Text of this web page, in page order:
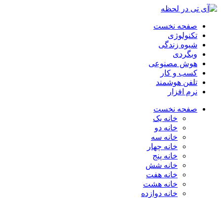
صفحه نخست
تکنولوژی
شیوه زندگی
وبگردی
هوش مصنوعی
کسب و کار
تلفن هوشمند
نرم افزار
صفحه نخست
خانه یک
خانه دو
خانه سه
خانه چهار
خانه پنج
خانه شش
خانه هفت
خانه هشت
خانه دوازده